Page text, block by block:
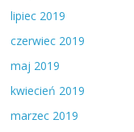
lipiec 2019
czerwiec 2019
maj 2019
kwiecień 2019
marzec 2019